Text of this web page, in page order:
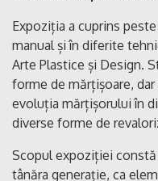
Expoziția a cuprins
manual și în diferite
Arte Plastice și Design.
forme de mărțișoare,
evoluția mărțișorului în
diverse forme de
Scopul expoziției
tânăra generație, ca